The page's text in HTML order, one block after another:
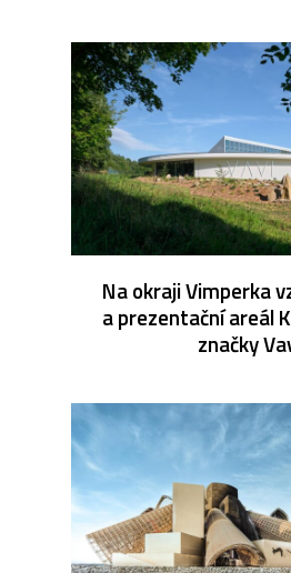
Na okraji Vimperka
a prezentační areál
značky